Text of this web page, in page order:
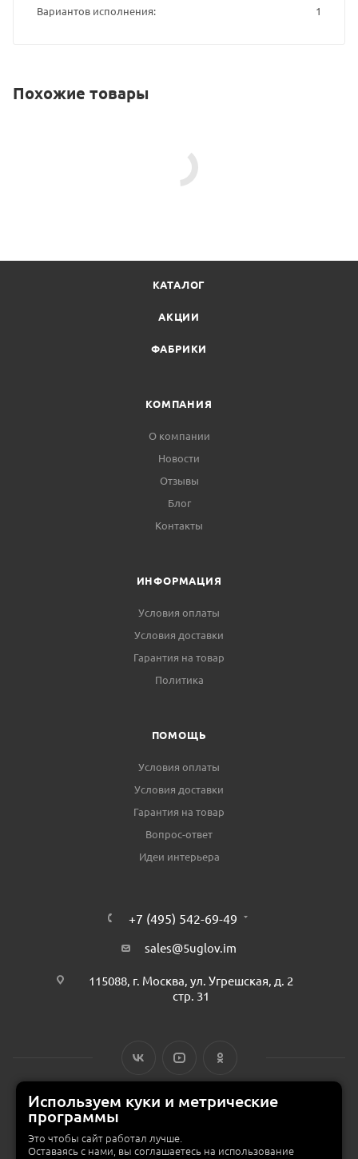
Вариантов исполнения
1
Похожие товары
КАТАЛОГ
АКЦИИ
ФАБРИКИ
КОМПАНИЯ
О компании
Новости
Отзывы
Блог
Контакты
ИНФОРМАЦИЯ
Условия оплаты
Условия доставки
Гарантия на товар
Политика
ПОМОЩЬ
Условия оплаты
Условия доставки
Гарантия на товар
Вопрос-ответ
Идеи интерьера
+7 (495) 542-69-49
sales@5uglov.im
115088, г. Москва, ул. Угрешская, д. 2
стр. 31
© 2015 — 2026 «MEBZILLA» (ex. 5UGLOV.IM) —
мебели в Москве
Используем куки и метрические
программы
Это чтобы сайт работал лучше.
Оставаясь с нами, вы соглашаетесь на использование